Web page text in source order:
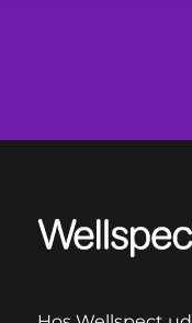
Wellspect